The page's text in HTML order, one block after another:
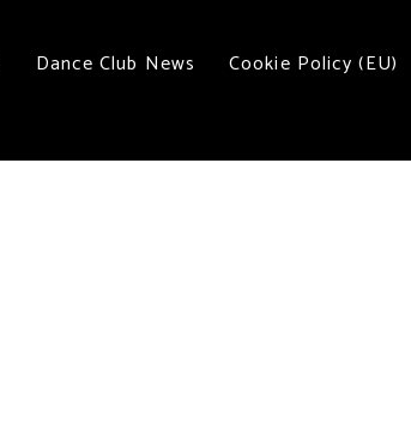
Dance Club News Cookie Policy (EU)